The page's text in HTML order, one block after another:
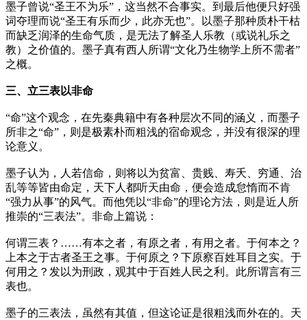
墨子曾说“圣王不为乐”，这当然不合事实。到最后他便只好强
词夺理而说“圣王有乐而少，此亦无也”。以墨子那种质朴干枯
而缺乏润泽的生命气质，是无法了解圣人乐教（或说礼乐之
教）之价值的。墨子真有西人所谓“文化乃生物学上所不需者”
之概。
三、立三表以非命
“命”这个观念，在先秦典籍中有各种层次不同的涵义，而墨子
所非之“命”，则是极素朴而粗浅的宿命观念，并没有很深的理
论意义。
墨子认为，人若信命，则将以为贫富、贵贱、寿夭、穷通、治
乱等等皆由命定，天下人都听天由命，便会造成怠惰而不肯
“强力从事”的风气。而他凭以“非命”的理论方法，则是近人所
推崇的“三表法”。非命上篇说：
何谓三表？……有本之者，有原之者，有用之者。于何本之？
上本之于古者圣王之事。于何原之？下原察百姓耳目之实。于
何用之？发以为刑政，观其中于百姓人民之利。此所谓言有三
表也。
墨子的三表法，虽然有其值，但这论证是很粗浅而外在的。天